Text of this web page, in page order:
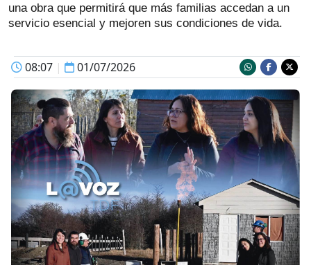
una obra que permitirá que más familias accedan a un
servicio esencial y mejoren sus condiciones de vida.
08:07 | 01/07/2026